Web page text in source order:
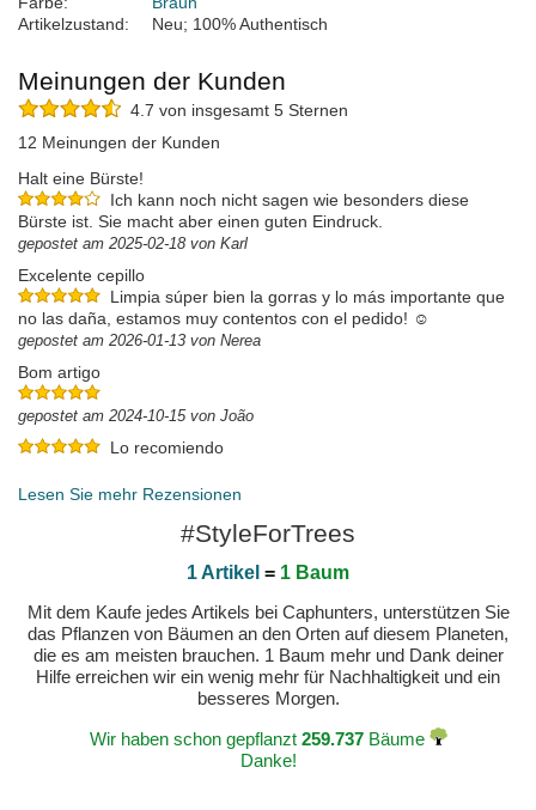
Artikelzustand:
Neu; 100% Authentisch
Meinungen der Kunden
4.7 von insgesamt 5 Sternen
12 Meinungen der Kunden
Halt eine Bürste!
Ich kann noch nicht sagen wie besonders diese
Bürste ist. Sie macht aber einen guten Eindruck.
gepostet am 2025-02-18 von Karl
Excelente cepillo
Limpia súper bien la gorras y lo más importante que
no las daña, estamos muy contentos con el pedido! ☺️
gepostet am 2026-01-13 von Nerea
Bom artigo
gepostet am 2024-10-15 von João
Lo recomiendo
Lesen Sie mehr Rezensionen
#StyleForTrees
1 Artikel = 1 Baum
Mit dem Kaufe jedes Artikels bei Caphunters, unterstützen Sie
das Pflanzen von Bäumen an den Orten auf diesem Planeten,
die es am meisten brauchen. 1 Baum mehr und Dank deiner
Hilfe erreichen wir ein wenig mehr für Nachhaltigkeit und ein
besseres Morgen.
Wir haben schon gepflanzt 259.737Bäume
Danke!